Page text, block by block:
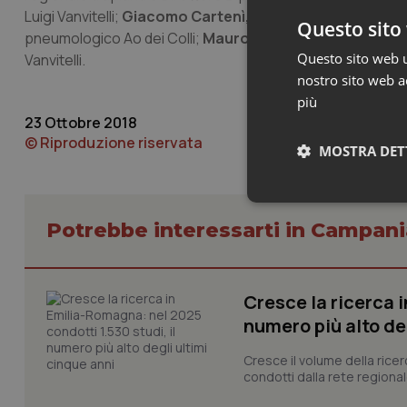
Luigi Vanvitelli; Giacomo Cartenì,
pneumologico Ao dei Colli; Mauro Giordano, Direttore
Vanvitelli.
23 Ottobre 2018
© Riproduzione riservata
Potrebbe interessarti in
Cresce la ricerca
numero più alto
Cresce il volume della
condotti dalla rete
Questo
Questo sito web
nostro sito web
più
MOSTRA
I cookie necessari
e l'accesso alle aree